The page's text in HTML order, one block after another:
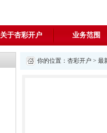
关于杏彩开户 业务范围
你的位置： 杏彩开户 > 最